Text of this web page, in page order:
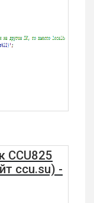
CCU825
ccu.su) -